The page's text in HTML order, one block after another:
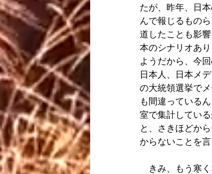
たが、昨年、日
んで報じるもの
道したことも影
本のシナリオあ
ようだから、今
日本人、日本メ
の大統領選挙で
も間違っている
室で集計してい
と、さきほどか
からないことを
きみ、もう寒く